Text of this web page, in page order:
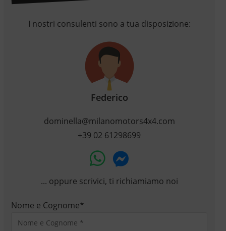
I nostri consulenti sono a tua disposizione:
Federico
dominella@milanomotors4x4.com
+39 02 61298699
... oppure scrivici, ti richiamiamo noi
Nome e Cognome*